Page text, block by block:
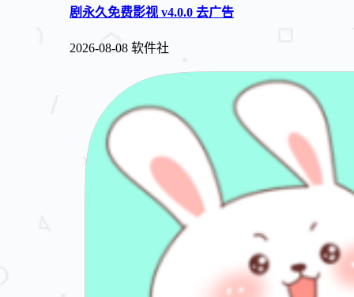
剧永久免费影视 v4.0.0 去广告
2026-08-08 软件社